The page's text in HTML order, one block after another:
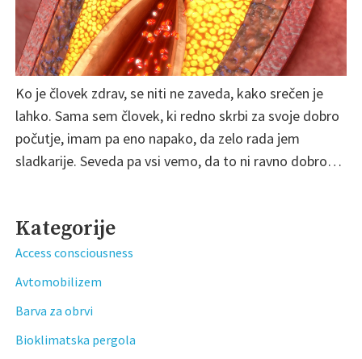
Ko je človek zdrav, se niti ne zaveda, kako srečen je
lahko. Sama sem človek, ki redno skrbi za svoje dobro
počutje, imam pa eno napako, da zelo rada jem
sladkarije. Seveda pa vsi vemo, da to ni ravno dobro…
Kategorije
Access consciousness
Avtomobilizem
Barva za obrvi
Bioklimatska pergola